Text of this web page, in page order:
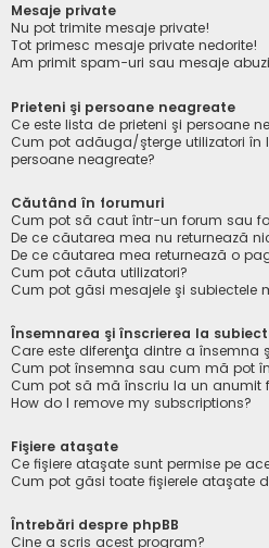
Mesaje private
Nu pot trimite mesaje private!
Tot primesc mesaje private nedorite!
Am primit spam-uri sau mesaje
Prieteni şi persoane neagreate
Ce este lista de prieteni şi persoane
Cum pot adăuga/şterge utilizatori în
persoane neagreate?
Căutând în forumuri
Cum pot să caut într-un forum sau
De ce căutarea mea nu returnează
De ce căutarea mea returnează o
Cum pot căuta utilizatori?
Cum pot găsi mesajele şi subiectele
Însemnarea şi înscrierea la
Care este diferenţa dintre a însemna
Cum pot însemna sau cum mă pot
Cum pot să mă înscriu la un anumit
How do I remove my subscriptions?
Fişiere ataşate
Ce fişiere ataşate sunt permise pe
Cum pot găsi toate fişierele ataşate
Întrebări despre phpBB
Cine a scris acest program?